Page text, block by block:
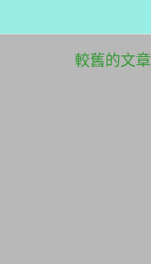
較舊的文章